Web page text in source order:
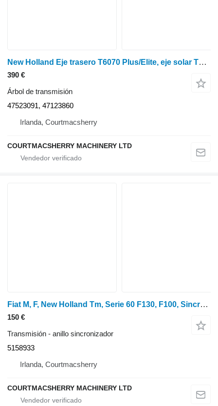
New Holland Eje trasero T6070 Plus/Elite, eje solar T12 47523091, 47123860 árbol de transmisión para tractor de ruedas
390 €
Árbol de transmisión
47523091, 47123860
Irlanda, Courtmacsherry
COURTMACSHERRY MACHINERY LTD
Fiat M, F, New Holland Tm, Serie 60 F130, F100, Sincronizador 8160 51 5158933 anillo sincronizador para New Holland TM115, TM120, TM125, TM130, TM140 tractor de ruedas
150 €
Transmisión - anillo sincronizador
5158933
Irlanda, Courtmacsherry
COURTMACSHERRY MACHINERY LTD